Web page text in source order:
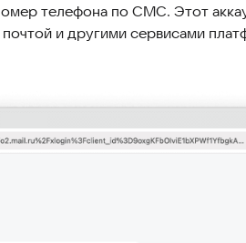
телефона по СМС. Этот
и другими сервисами